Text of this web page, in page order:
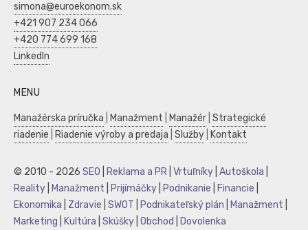
simona@euroekonom.sk
+421 907 234 066
+420 774 699 168
LinkedIn
MENU
Manažérska príručka Manažment Manažér Strategické
riadenie
Riadenie výroby a predaja Služby Kontakt
© 2010 - 2026 SEO Reklama a PR Vrtuľníky Autoškola
Reality
Manažment Prijímáčky Podnikanie Financie
Ekonomika
Zdravie SWOT Podnikateľský plán Manažment
Marketing
Kultúra Skúšky Obchod Dovolenka